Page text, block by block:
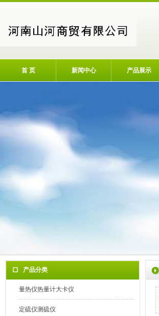
首 页 新闻中心 产品展示
产品分类
量热仪热量计大卡仪
定硫仪测硫仪